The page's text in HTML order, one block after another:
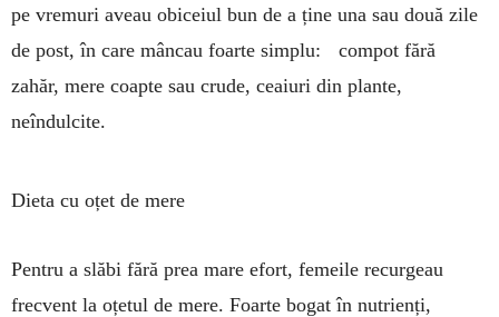
pe vremuri aveau obiceiul bun de a ține una sau două zile
de post, în care mâncau foarte simplu: compot fără
zahăr, mere coapte sau crude, ceaiuri din plante,
neîndulcite.
Dieta cu oțet de mere
Pentru a slăbi fără prea mare efort, femeile recurgeau
frecvent la oțetul de mere. Foarte bogat în nutrienți,